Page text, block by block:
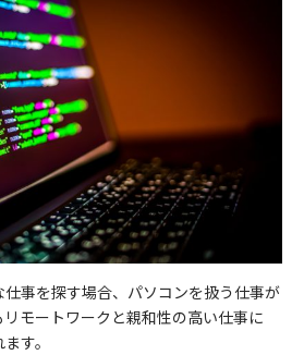
仕事を探す場合、パソコンを扱う仕事が
モートワークと親和性の高い仕事に
す。